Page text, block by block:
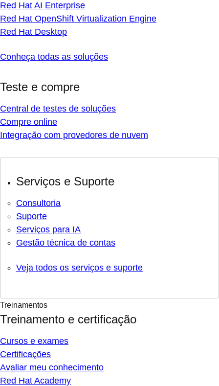
Red Hat AI Enterprise
Red Hat OpenShift Virtualization Engine
Red Hat Desktop
Conheça todas as soluções
Teste e compre
Central de testes de soluções
Compre online
Integração com provedores de nuvem
Serviços e Suporte
Consultoria
Suporte
Serviços para IA
Gestão técnica de contas
Veja todos os serviços e suporte
Treinamentos
Treinamento e certificação
Cursos e exames
Certificações
Avaliar meu conhecimento
Red Hat Academy